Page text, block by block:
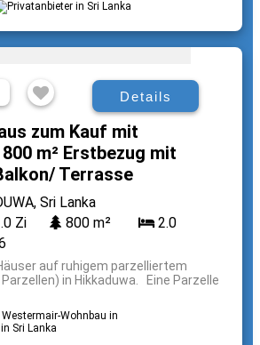
Details
zum Kauf mit
m² Erstbezug mit
Terrasse
Sri Lanka
Zi 800 m²
2.0
auf ruhigem parzelliertem
in Hikkaduwa. Eine Parzelle
Wohnbau in